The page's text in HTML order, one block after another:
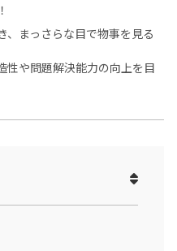
、まっさらな目で物事を見る
性や問題解決能力の向上を目